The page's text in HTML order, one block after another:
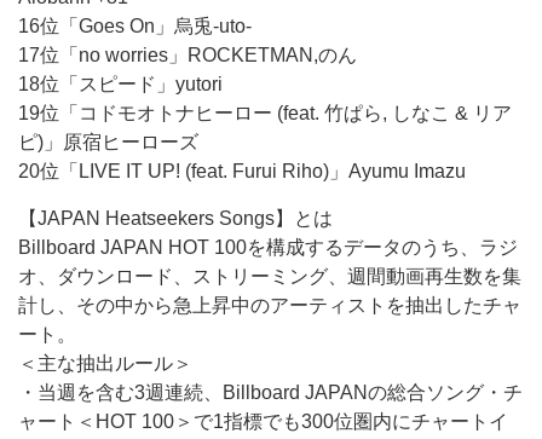
16位「Goes On」烏兎-uto-
17位「no worries」ROCKETMAN,のん
18位「スピード」yutori
19位「コドモオトナヒーロー (feat. 竹ぱら, しなこ & リア
ピ)」原宿ヒーローズ
20位「LIVE IT UP! (feat. Furui Riho)」Ayumu Imazu
【JAPAN Heatseekers Songs】とは
Billboard JAPAN HOT 100を構成するデータのうち、ラジ
オ、ダウンロード、ストリーミング、週間動画再生数を集
計し、その中から急上昇中のアーティストを抽出したチャ
ート。
＜主な抽出ルール＞
・当週を含む3週連続、Billboard JAPANの総合ソング・チ
ャート＜HOT 100＞で1指標でも300位圏内にチャートイ